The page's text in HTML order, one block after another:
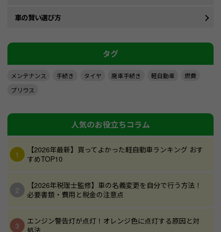
車の賢い選び方
タグ
メンテナンス 手続き タイヤ 廃車手続き 軽自動車
燃費
プリウス
人気のお役立ちコラム
【2026年最新】買ってよかった軽自動車ランキング おす
すめTOP10
【2026年税理士監修】車の名義変更を自分で行う方法！
必要書類・費用と税金の注意点
エンジン警告灯が点灯！オレンジ色に点灯する原因と対
処法